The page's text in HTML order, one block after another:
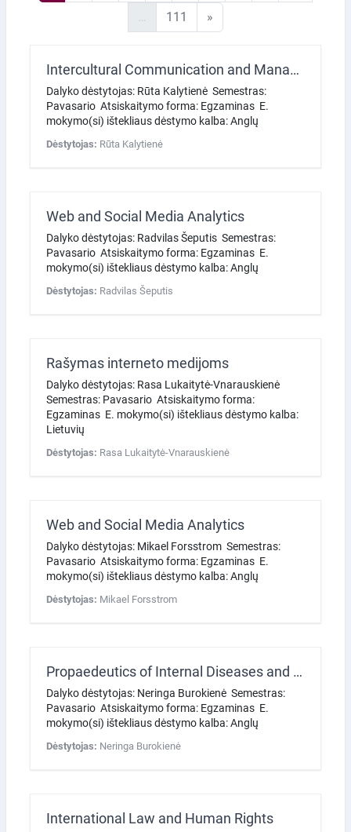
111 111 puslapis
»Kitas puslapis
Intercultural Communication and Management
Dalyko dėstytojas: Rūta Kalytienė Semestras:
Pavasario Atsiskaitymo forma: Egzaminas E.
mokymo(si) ištekliaus dėstymo kalba: Anglų
Dėstytojas: Rūta Kalytienė
Web and Social Media Analytics
Dalyko dėstytojas: Radvilas Šeputis Semestras:
Pavasario Atsiskaitymo forma: Egzaminas E.
mokymo(si) ištekliaus dėstymo kalba: Anglų
Dėstytojas: Radvilas Šeputis
Rašymas interneto medijoms
Dalyko dėstytojas: Rasa Lukaitytė-Vnarauskienė
Semestras: Pavasario Atsiskaitymo forma:
Egzaminas E. mokymo(si) ištekliaus dėstymo kalba:
Lietuvių
Dėstytojas: Rasa Lukaitytė-Vnarauskienė
Web and Social Media Analytics
Dalyko dėstytojas: Mikael Forsstrom Semestras:
Pavasario Atsiskaitymo forma: Egzaminas E.
mokymo(si) ištekliaus dėstymo kalba: Anglų
Dėstytojas: Mikael Forsstrom
Propaedeutics of Internal Diseases and Course of Internal Diseases
Dalyko dėstytojas: Neringa Burokienė Semestras:
Pavasario Atsiskaitymo forma: Egzaminas E.
mokymo(si) ištekliaus dėstymo kalba: Anglų
Dėstytojas: Neringa Burokienė
International Law and Human Rights